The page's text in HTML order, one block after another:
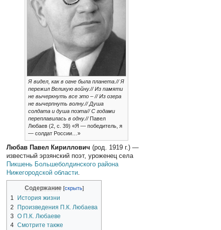
Я видел, как в огне была планета.// Я
пережил Великую войну.// Из памяти
не вычеркнуть все это – // Из озера
не вычерпнуть волну.// Душа
солдата и душа поэта// С годами
переплавилась в одну.//Павел
Любаев (2, с. 39) «Я — победитель, я
— солдат России…»
Любав Павел Кириллович (род. 1919 г.) —
известный эрзянский поэт, уроженец села
Пикшень Большеболдинского района
Нижегородской области.
Содержание
1
История жизни
2
Произведения П.К. Любаева
3
О П.К. Любаеве
4 Смотрите также